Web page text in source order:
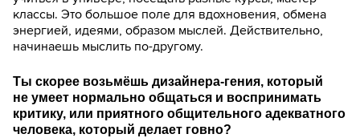
классы. Это большое поле для вдохновения, обмена
энергией, идеями, образом мыслей. Действительно,
начинаешь мыслить по-другому.
Ты скорее возьмёшь дизайнера-гения, который
не умеет нормально общаться и воспринимать
критику, или приятного общительного адекватного
человека, который делает говно?